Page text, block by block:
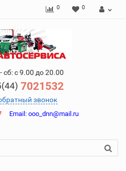
0 0
сб: с 9.00 до 20.00
7021532
звонок
7 Email: ooo_dnn@mail.ru